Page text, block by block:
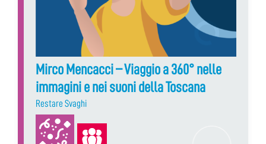
Mirco Mencacci – Viaggio a 360° nelle
immagini e nei suoni della Toscana
Restare Svaghi